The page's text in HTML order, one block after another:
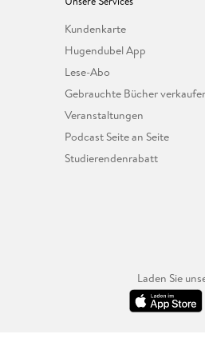
Kundenkarte
Hugendubel App
Lese-Abo
Gebrauchte Bücher
Veranstaltungen
Podcast Seite an Seite
Studierendenrabatt
Laden Sie